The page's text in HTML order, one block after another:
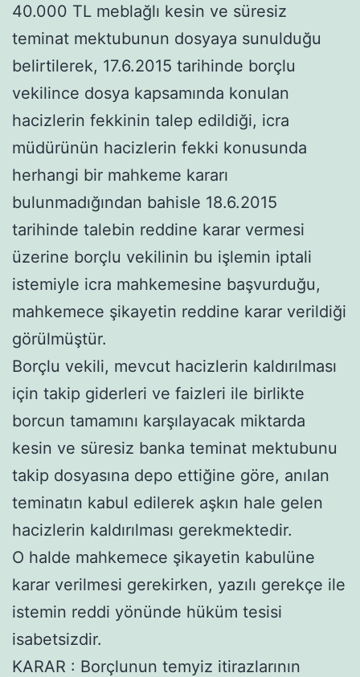
40.000 TL meblağlı kesin ve süresiz
teminat mektubunun dosyaya sunulduğu
belirtilerek, 17.6.2015 tarihinde borçlu
vekilince dosya kapsamında konulan
hacizlerin fekkinin talep edildiği, icra
müdürünün hacizlerin fekki konusunda
herhangi bir mahkeme kararı
bulunmadığından bahisle 18.6.2015
tarihinde talebin reddine karar vermesi
üzerine borçlu vekilinin bu işlemin iptali
istemiyle icra mahkemesine başvurduğu,
mahkemece şikayetin reddine karar verildiği
görülmüştür.
Borçlu vekili, mevcut hacizlerin kaldırılması
için takip giderleri ve faizleri ile birlikte
borcun tamamını karşılayacak miktarda
kesin ve süresiz banka teminat mektubunu
takip dosyasına depo ettiğine göre, anılan
teminatın kabul edilerek aşkın hale gelen
hacizlerin kaldırılması gerekmektedir.
O halde mahkemece şikayetin kabulüne
karar verilmesi gerekirken, yazılı gerekçe ile
istemin reddi yönünde hüküm tesisi
isabetsizdir.
KARAR : Borçlunun temyiz itirazlarının